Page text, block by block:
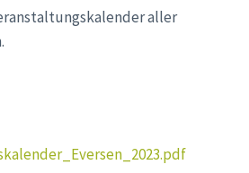
aller